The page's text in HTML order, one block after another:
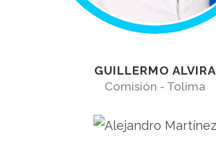
GUILLERMO ALVIRA
Comisión - Tolima